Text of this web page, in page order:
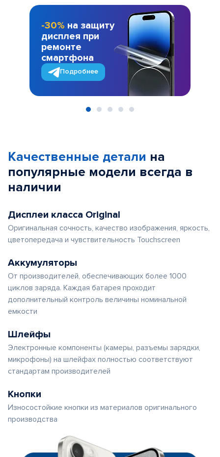
-30% на защиту
дисплея при
ремонте
смартфона
Подробнее
Качественные детали на
популярные модели всегда в
наличии
Дисплеи класса Original
Оригинальная сочность, качество изображения, яркость,
цветопередача и чувствительность Touchscreen
Аккумуляторы
От производителей, обеспечивающих более 1000
циклов заряда. Каждая батарея проходит
дополнительный контроль величины номинальной
емкости
Шлейфы
Электронные компоненты (камеры, разъемы зарядки,
микрофоны) на шлейфах полностью соответствуют
стандартам производителей
Кнопки
Износостойкие кнопки из материалов оригинального
производства